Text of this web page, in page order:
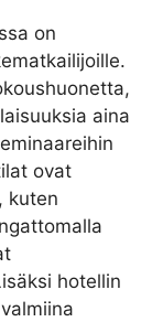
on
aina
ovat
kuten
hotellin